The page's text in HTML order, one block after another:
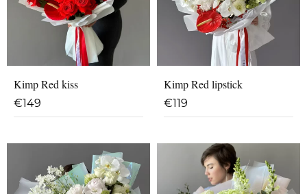
Kimp Red kiss
€149
Kimp Red lipstick
€119